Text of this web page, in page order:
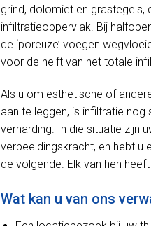
grind, dolomiet en grastegels,
infiltratieoppervlak. Bij
de ‘poreuze’ voegen
voor de helft van het totale
Als u om esthetische of
aan te leggen, is infiltratie
verharding. In die situatie zijn
verbeeldingskracht, en hebt u
de volgende. Elk van hen
Wat kan u van ons